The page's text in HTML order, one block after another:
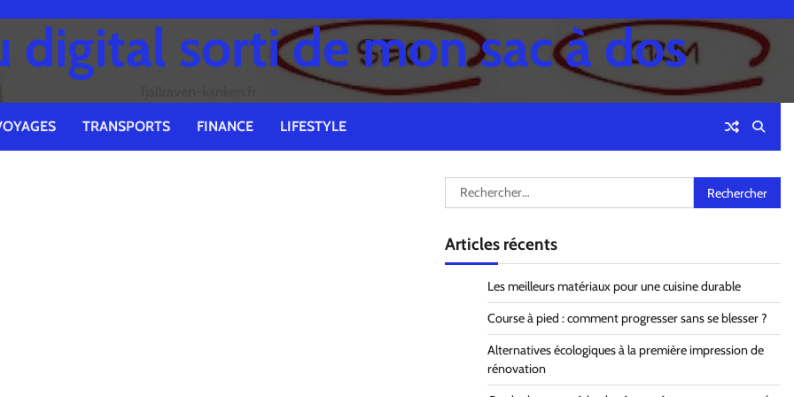
digital sorti de mon sac à dos
TRANSPORTS FINANCE LIFESTYLE
Rechercher :
Articles récents
Les meilleurs matériaux pour une cuisine durable
Course à pied : comment progresser sans se blesser ?
Alternatives écologiques à la première impression de
rénovation